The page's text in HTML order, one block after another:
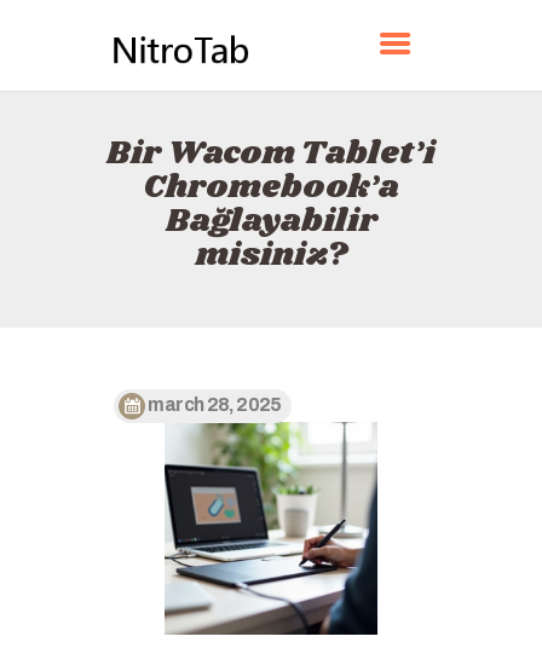
Bir Wacom Tablet’i
Chromebook’a
Bağlayabilir
misiniz?
NITROTAB
ANA SAYFA
HAKKINDA
İLETIŞIM
POLITIKA
march 28, 2025